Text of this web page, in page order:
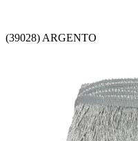
(39028) ARGENTO